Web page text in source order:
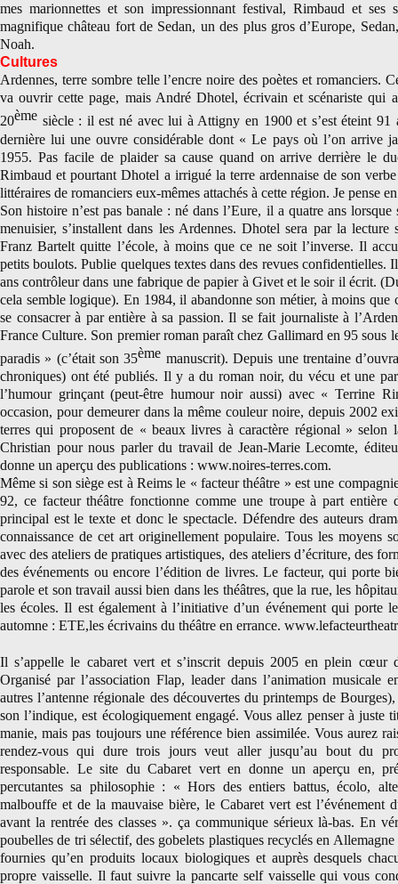
mes marionnettes et son impressionnant festival, Rimbaud et ses
magnifique château fort de Sedan, un des plus gros d’Europe,
Noah.
Cultures
Ardennes, terre sombre telle l’encre noire des poètes et romanciers.
va ouvrir cette page, mais André Dhotel, écrivain et scénariste qui
20ème siècle : il est né avec lui à Attigny en 1900 et s’est éteint 91
dernière lui une ouvre considérable dont « Le pays où l’on arrive
1955. Pas facile de plaider sa cause quand on arrive derrière le
Rimbaud et pourtant Dhotel a irrigué la terre ardennaise de son
littéraires de romanciers eux-mêmes attachés à cette région. Je pense
Son histoire n’est pas banale : né dans l’Eure, il a quatre ans lorsque
menuisier, s’installent dans les Ardennes. Dhotel sera par la
Franz Bartelt quitte l’école, à moins que ce ne soit l’inverse. Il
petits boulots. Publie quelques textes dans des revues confidentielles.
ans contrôleur dans une fabrique de papier à Givet et le soir il écrit.
cela semble logique). En 1984, il abandonne son métier, à moins que
se consacrer à par entière à sa passion. Il se fait journaliste à
France Culture. Son premier roman paraît chez Gallimard en 95 sous
paradis » (c’était son 35ème manuscrit). Depuis une trentaine
chroniques) ont été publiés. Il y a du roman noir, du vécu et une
l’humour grinçant (peut-être humour noir aussi) avec « Terrine
occasion, pour demeurer dans la même couleur noire, depuis 2002
terres qui proposent de « beaux livres à caractère régional » selon
Christian pour nous parler du travail de Jean-Marie Lecomte,
donne un aperçu des publications : www.noires-terres.com.
Même si son siège est à Reims le « facteur théâtre » est une
92, ce facteur théâtre fonctionne comme une troupe à part entière
principal est le texte et donc le spectacle. Défendre des auteurs
connaissance de cet art originellement populaire. Tous les moyens
avec des ateliers de pratiques artistiques, des ateliers d’écriture, des
des événements ou encore l’édition de livres. Le facteur, qui porte
parole et son travail aussi bien dans les théâtres, que la rue, les
les écoles. Il est également à l’initiative d’un événement qui porte
automne : ETE,les écrivains du théâtre en errance.
Il s’appelle le cabaret vert et s’inscrit depuis 2005 en plein cœur
Organisé par l’association Flap, leader dans l’animation musicale
autres l’antenne régionale des découvertes du printemps de
son l’indique, est écologiquement engagé. Vous allez penser à juste
manie, mais pas toujours une référence bien assimilée. Vous aurez
rendez-vous qui dure trois jours veut aller jusqu’au bout du
responsable. Le site du Cabaret vert en donne un aperçu en,
percutantes sa philosophie : « Hors des entiers battus, écolo,
malbouffe et de la mauvaise bière, le Cabaret vert est l’événement
avant la rentrée des classes ». ça communique sérieux là-bas. En
poubelles de tri sélectif, des gobelets plastiques recyclés en
fournies qu’en produits locaux biologiques et auprès desquels
propre vaisselle. Il faut suivre la pancarte self vaisselle qui vous